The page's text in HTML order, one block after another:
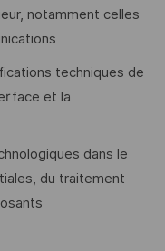
notamment celles
techniques de
et la
dans le
du traitement